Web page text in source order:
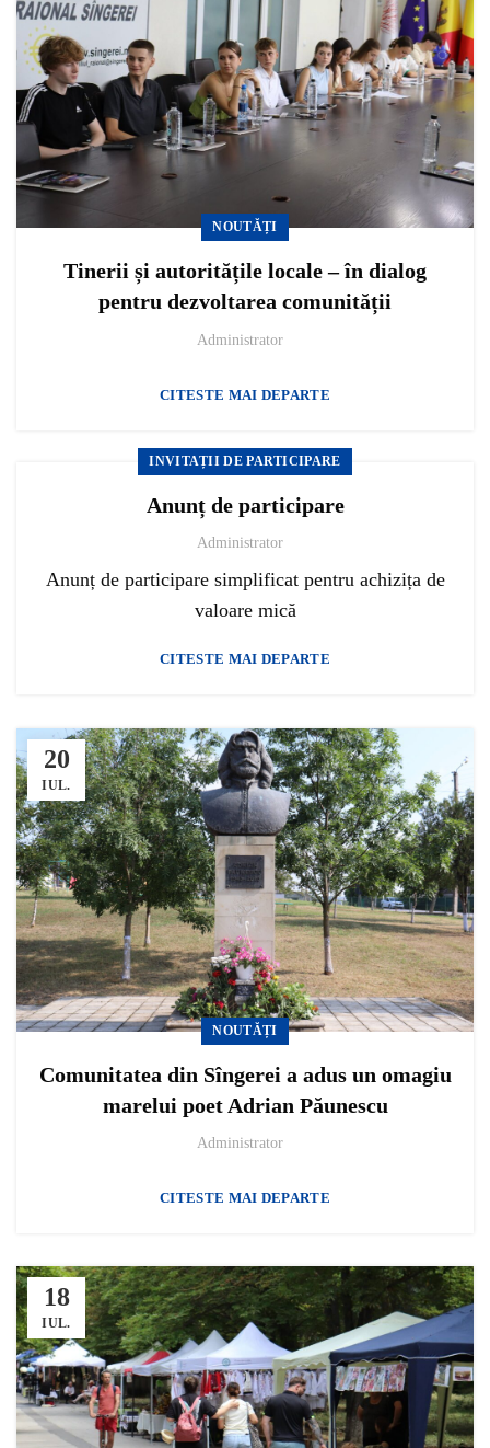
NOUTĂȚI
Tinerii și autoritățile locale – în dialog
pentru dezvoltarea comunității
Administrator
CITESTE MAI DEPARTE
INVITAȚII DE PARTICIPARE
Anunț de participare
Administrator
Anunț de participare simplificat pentru achizița de
valoare mică
CITESTE MAI DEPARTE
20
IUL.
NOUTĂȚI
Comunitatea din Sîngerei a adus un omagiu
marelui poet Adrian Păunescu
Administrator
CITESTE MAI DEPARTE
18
IUL.